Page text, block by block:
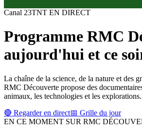
Canal 23TNT EN DIRECT
Programme RMC
aujourd'hui et ce
La chaîne de la science, de la nature et des
RMC Découverte propose des
animaux, les technologies et les explorations.
🔴 Regarder en direct📅 Grille du jour
EN CE MOMENT SUR RMC